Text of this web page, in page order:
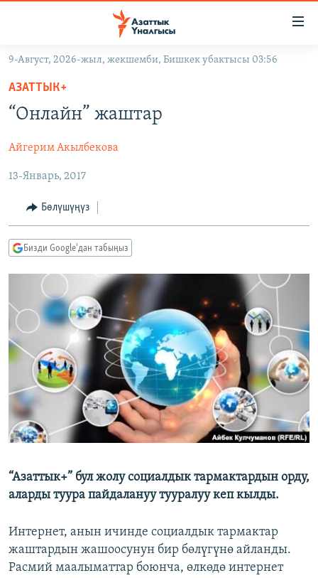
Навигацияга
өтүңүз
Издөөгө
салыңыз
КЫРГЫЗСТАН
САЯСАТ
ЭКОНОМИКА
МАДАНИЯТ
ДҮЙНӨ
БОРБОР АЗИЯ
УКРАИНА
АТАЙЫН ИЛИКТӨӨ
ТВ ПРОГРАММАЛАР
БҮГҮН АЗАТТЫКТА
ЭКСПЕРТТЕР ТАЛДАЙТ
БИЗ ЖАНА ДҮЙНӨ
ДАНИСТЕ
ЭЖЕ-СИҢДИЛЕР
АЗАТТЫК+
ЫҢГАЙСЫЗ СУРООЛОР
ПОДКАСТ
ӨЗГӨЧӨ ПИКИР
Русский
ОНЛАЙН ШЕРИНЕ
ЭЕ/АРнун бардык сайттары
9-Август, 2026-жыл, жекшемби, Бишкек убактысы 03:56
АЗАТТЫК+
“Онлайн” жаштар
Айгерим Акылбекова
13-Январь, 2017
Бөлүшүңүз
Бизди Google'дан табыңыз
“Азаттык+” бул жолу социалдык тармактардын орду,
аларды туура пайдалануу тууралуу кеп кылды.
Интернет, анын ичинде социалдык тармактар
жаштардын жашоосунун бир бөлүгүнө айланды.
Расмий маалыматтар боюнча, өлкөдө интернет